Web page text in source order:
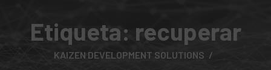
Etiqueta: recuperar
KAIZEN DEVELOPMENT SOLUTIONS